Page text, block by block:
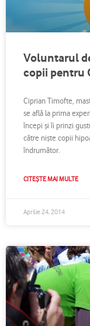
Voluntarul
copii pentru
Ciprian Timofte,
se află la prima
începi şi îi prinzi
către nişte copii
îndrumător.
CITEȘTE MAI MULTE
Aprilie 24, 2014